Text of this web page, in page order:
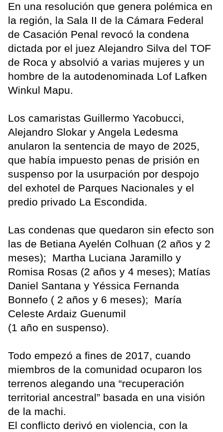
En una resolución que genera polémica en
la región, la Sala II de la Cámara Federal
de Casación Penal revocó la condena
dictada por el juez Alejandro Silva del TOF
de Roca y absolvió a varias mujeres y un
hombre de la autodenominada Lof Lafken
Winkul Mapu.
Los camaristas Guillermo Yacobucci,
Alejandro Slokar y Angela Ledesma
anularon la sentencia de mayo de 2025,
que había impuesto penas de prisión en
suspenso por la usurpación por despojo
del exhotel de Parques Nacionales y el
predio privado La Escondida.
Las condenas que quedaron sin efecto son
las de Betiana Ayelén Colhuan (2 años y 2
meses); Martha Luciana Jaramillo y
Romisa Rosas (2 años y 4 meses); Matías
Daniel Santana y Yéssica Fernanda
Bonnefo ( 2 años y 6 meses); María
Celeste Ardaiz Guenumil
(1 año en suspenso).
Todo empezó a fines de 2017, cuando
miembros de la comunidad ocuparon los
terrenos alegando una “recuperación
territorial ancestral” basada en una visión
de la machi.
El conflicto derivó en violencia, con la